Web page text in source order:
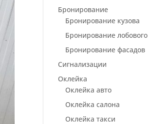
Бронирование
Бронирование кузова
Бронирование лобового
Бронирование фасадов
Сигнализации
Оклейка
Оклейка авто
Оклейка салона
Оклейка такси